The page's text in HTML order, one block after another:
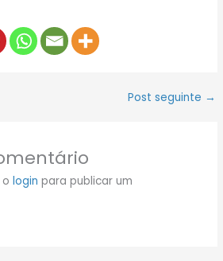
Post seguinte →
login para publicar um